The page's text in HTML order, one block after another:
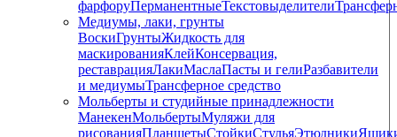
фарфоруПерманентныеТекстовыделители
Медиумы, лаки, грунты
ВоскиГрунтыЖидкость для
маскированияКлейКонсервация,
реставрацияЛакиМаслаПасты и гелиРазбавители
и медиумыТрансферное средство
Мольберты и студийные принадлежности
МанекенМольбертыМуляжи для
рисованияПланшетыСтойкиСтульяЭтюдники